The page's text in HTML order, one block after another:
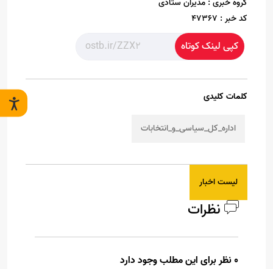
کد خبر : 47367
کپی لینک کوتاه
کلمات کلیدی
اداره_کل_سیاسی_و_انتخابات
لیست اخبار
نظرات
0 نظر برای این مطلب وجود دارد